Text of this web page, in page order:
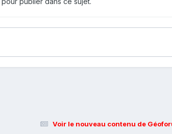
Voir le nouveau contenu de